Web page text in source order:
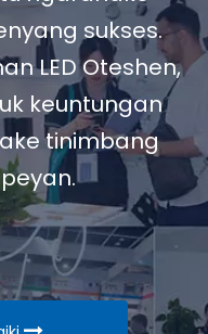
sukses.
LED Oteshen,
keuntungan
tinimbang